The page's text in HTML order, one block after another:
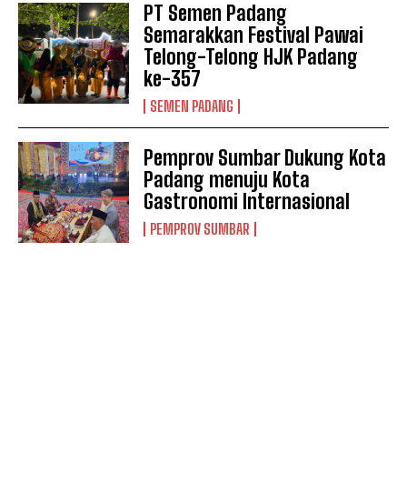
PT Semen Padang
Semarakkan Festival Pawai
Telong-Telong HJK Padang
ke-357
SEMEN PADANG
Pemprov Sumbar Dukung Kota
Padang menuju Kota
Gastronomi Internasional
PEMPROV SUMBAR